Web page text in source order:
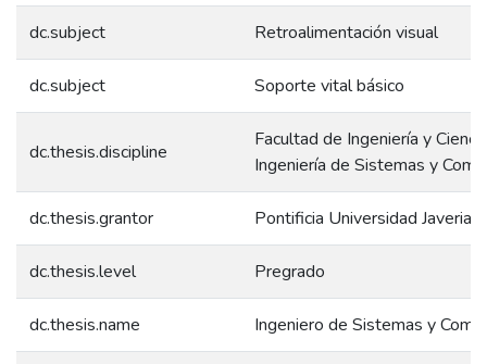
dc.subject Retroalimentación visual
dc.subject Soporte vital básico
dc.thesis.discipline
Facultad de Ingeniería y
Ingeniería de Sistemas y
dc.thesis.grantor Pontificia Universidad
dc.thesis.level Pregrado
dc.thesis.name Ingeniero de Sistemas y